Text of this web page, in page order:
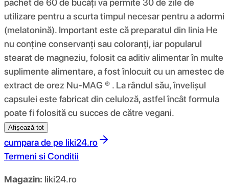
pachet de 60 de bucăți va permite 30 de zile de
utilizare pentru a scurta timpul necesar pentru a adormi
(melatonină). Important este că preparatul din linia He
nu conține conservanți sau coloranți, iar popularul
stearat de magneziu, folosit ca aditiv alimentar în multe
suplimente alimentare, a fost înlocuit cu un amestec de
extract de orez Nu-MAG ® . La rândul său, învelișul
capsulei este fabricat din celuloză, astfel încât formula
poate fi folosită cu succes de către vegani.
Afișează tot
cumpara de pe liki24.ro
Termeni si Conditii
Magazin: liki24.ro